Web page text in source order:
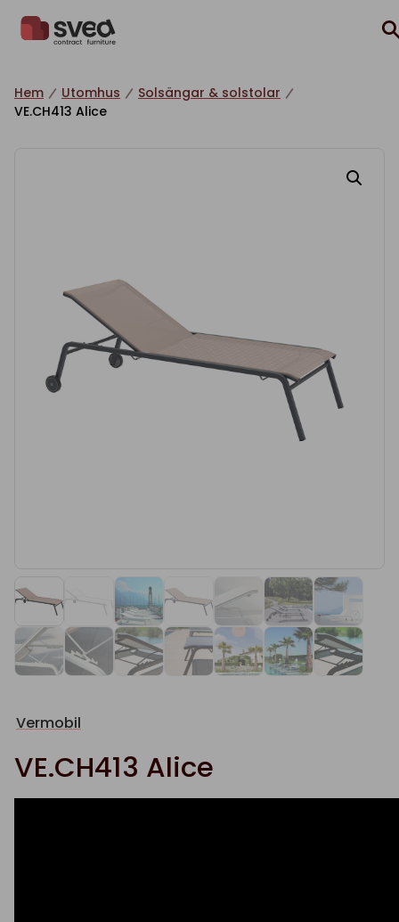
Hem Utomhus
Solsängar & solstolar
VE.CH413 Alice
Vermobil
VE.CH413 Alice